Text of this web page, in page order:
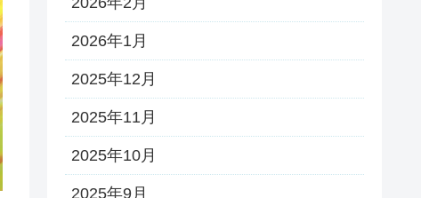
2026年1月
2025年12月
2025年11月
2025年10月
2025年9月